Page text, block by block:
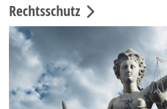
Rechtsschutz